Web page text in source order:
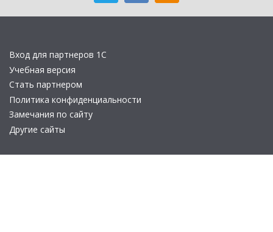
Вход для партнеров 1С
Учебная версия
Стать партнером
Политика конфиденциальности
Замечания по сайту
Другие сайты